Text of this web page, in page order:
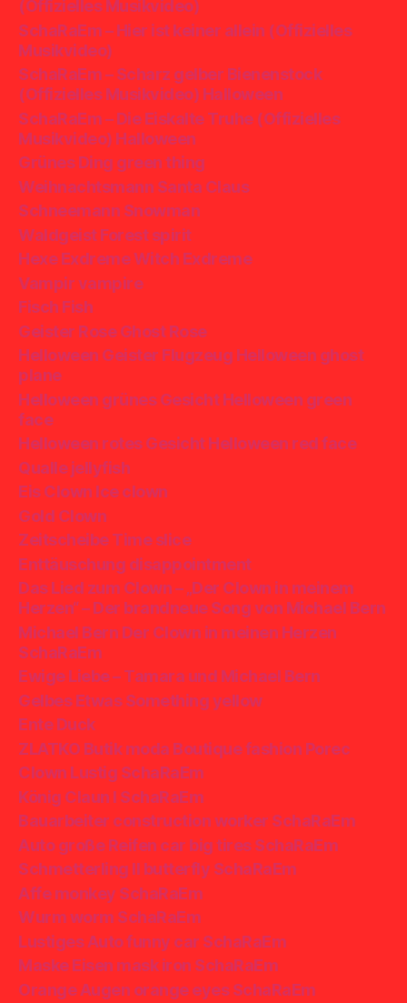
(Offizielles Musikvideo)
SchaRaEm – Hier ist keiner allein (Offizielles
Musikvideo)
SchaRaEm – Scharz gelber Bienenstock
(Offizielles Musikvideo) Halloween
SchaRaEm – Die Eiskalte Truhe (Offizielles
Musikvideo) Halloween
Grünes Ding green thing
Weihnachtsmann Santa Claus
Schneemann Snowman
Waldgeist Forest spirit
Hexe Exdreme Witch Exdreme
Vampir vampire
Fisch Fish
Geister Rose Ghost Rose
Helloween Geister Flugzeug Helloween ghost
plane
Helloween grünes Gesicht Helloween green
face
Helloween rotes Gesicht Helloween red face
Qualle jellyfish
Eis Clown Ice clown
Gold Clown
Zeitscheibe Time slice
Enttäuschung disappointment
Das Lied zum Clown – „Der Clown in meinem
Herzen“ – Der brandneue Song von Michael Bern
Michael Bern Der Clown in meinen Herzen
SchaRaEm
Ewige Liebe – Tamara und Michael Bern
Gelbes Etwas Something yellow
Ente Duck
ZLATKO Butik moda Boutique fashion Porec
Clown Lustig SchaRaEm
König Claun I SchaRaEm
Bauarbeiter construction worker SchaRaEm
Auto große Reifen car big tires SchaRaEm
Schmetterling II butterfly SchaRaEm
Affe monkey SchaRaEm
Wurm worm SchaRaEm
Lustiges Auto funny car SchaRaEm
Maske Eisen mask iron SchaRaEm
Orange Augen orange eyes SchaRaEm